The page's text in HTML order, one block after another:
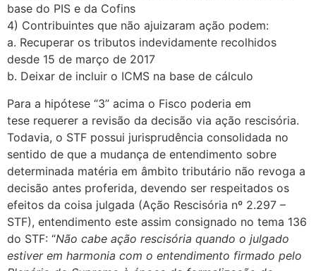
base do PIS e da Cofins
4) Contribuintes que não ajuizaram ação podem:
a. Recuperar os tributos indevidamente recolhidos
desde 15 de março de 2017
b. Deixar de incluir o ICMS na base de cálculo
Para a hipótese “3” acima o Fisco poderia em
tese requerer a revisão da decisão via ação rescisória.
Todavia, o STF possui jurisprudência consolidada no
sentido de que a mudança de entendimento sobre
determinada matéria em âmbito tributário não revoga a
decisão antes proferida, devendo ser respeitados os
efeitos da coisa julgada (Ação Rescisória nº 2.297 –
STF), entendimento este assim consignado no tema 136
do STF: “Não cabe ação rescisória quando o julgado
estiver em harmonia com o entendimento firmado pelo